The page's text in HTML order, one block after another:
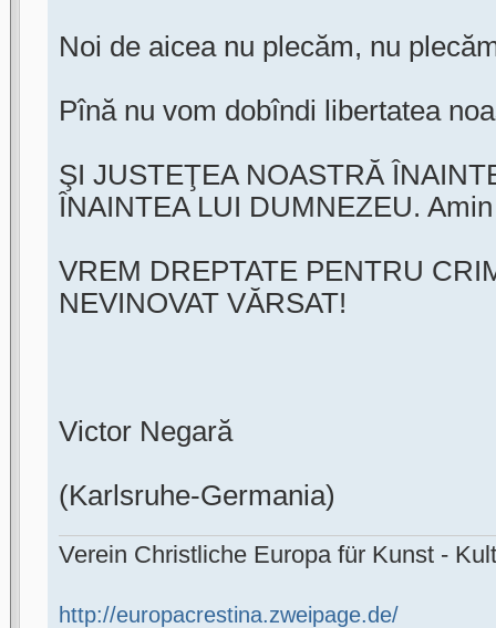
Noi de aicea nu plecăm, nu
Pînă nu vom dobîndi libertatea
ŞI JUSTEŢEA NOASTRĂ
ÎNAINTEA LUI DUMNEZEU.
VREM DREPTATE PENTRU
NEVINOVAT VĂRSAT!
Victor Negară
(Karlsruhe-Germania)
Verein Christliche Europa für Kunst -
http://europacrestina.zweipage.de/